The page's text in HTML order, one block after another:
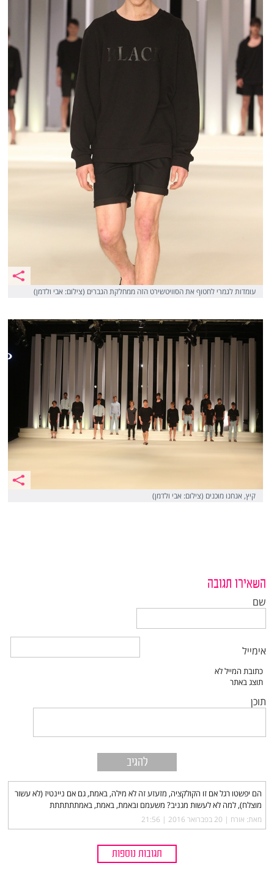
עומדות לגמרי לחטוף את הסוויטשירט הזה ממחלקת הגברים (צילום: אבי ולדמן)
קיץ, אנחנו מוכנים (צילום: אבי ולדמן)
השאירו תגובה
שם
אימייל
תוכן
הם יפשטו רגל אם זו הקולקציה, מזעזע זה לא מילה, באמת, גם אם ניינטיז (לא עשור
מוצלח), למה לא לעשות מגניב? משעמם ובאמת, באמת, באמתתתתתת
מאת: אורח |‏ 20 בפברואר 2016 | 21:56
תגובות נוספות